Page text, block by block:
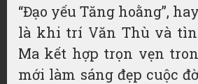
“Đạo yếu Tăng hoằng”,
là khi trí Văn Thù và
Ma kết hợp trọn vẹn
mới làm sáng đẹp cuộc